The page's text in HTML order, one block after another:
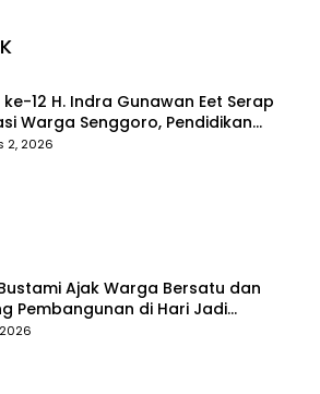
ke-12 H. Indra Gunawan Eet Serap
Warga Senggoro, Pendidikan
BPJS Jadi Sorotan
2, 2026
Ajak Warga Bersatu dan
Pembangunan di Hari Jadi
ke-514